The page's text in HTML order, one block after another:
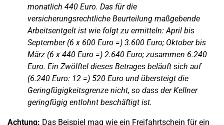
monatlich 440 Euro. Das für die
versicherungsrechtliche Beurteilung maßgebende
Arbeitsentgelt ist wie folgt zu ermitteln: April bis
September (6 x 600 Euro =) 3.600 Euro; Oktober bis
März (6 x 440 Euro =) 2.640 Euro; zusammen 6.240
Euro. Ein Zwölftel dieses Betrages beläuft sich auf
(6.240 Euro: 12 =) 520 Euro und übersteigt die
Geringfügigkeitsgrenze nicht, so dass der Kellner
geringfügig entlohnt beschäftigt ist.
Achtung: Das Beispiel mag wie ein Freifahrtschein für ein